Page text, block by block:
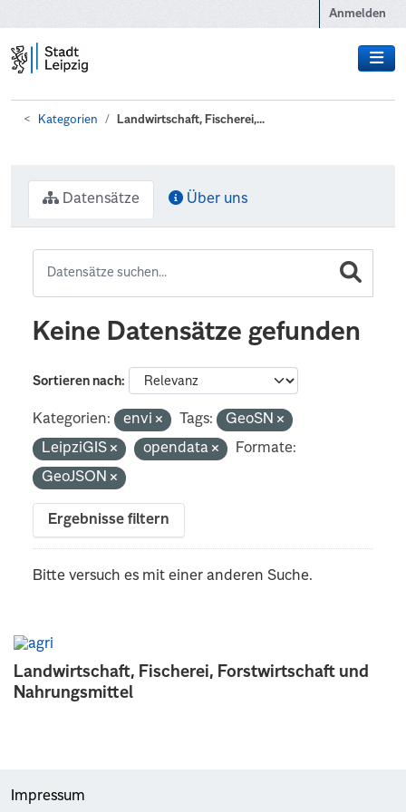
Anmelden
Kategorien Landwirtschaft, Fischerei,...
Landwirtschaft, Fischerei, Forstwirtschaft und
Nahrungsmittel
Datensätze Über uns
Keine Datensätze gefunden
Sortieren nach
Kategorien: envi Tags:
GeoSN
LeipziGIS
opendata
Formate:
GeoJSON
Ergebnisse filtern
Bitte versuch es mit einer anderen Suche.
Impressum